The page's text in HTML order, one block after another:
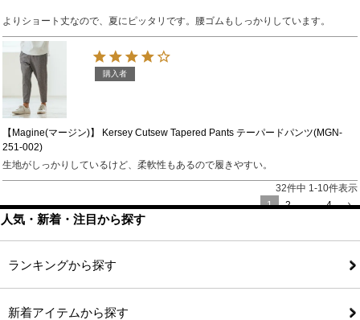
よりショート丈なので、夏にピッタリです。腰ゴムもしっかりしています。
【Magine(マージン)】 Kersey Cutsew Tapered Pants テーパードパンツ(MGN-
251-002)
購入者
生地がしっかりしているけど、柔軟性もあるので履きやすい。
32件中 1-10件表示
1
2 … 4
人気・新着・注目から探す
ランキングから探す
新着アイテムから探す